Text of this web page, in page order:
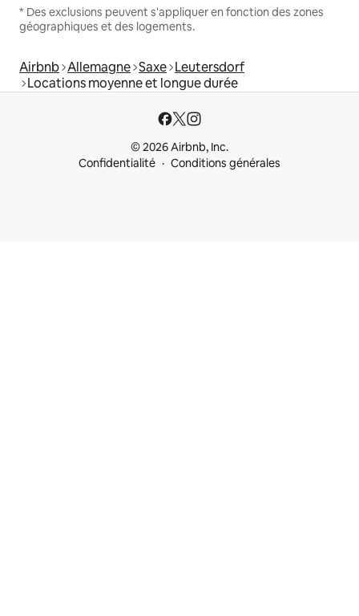
* Des exclusions peuvent s'appliquer en fonction des zones
géographiques et des logements.
Airbnb Allemagne Saxe Leutersdorf
Locations moyenne et longue durée
© 2026 Airbnb, Inc.
Confidentialité
Conditions générales